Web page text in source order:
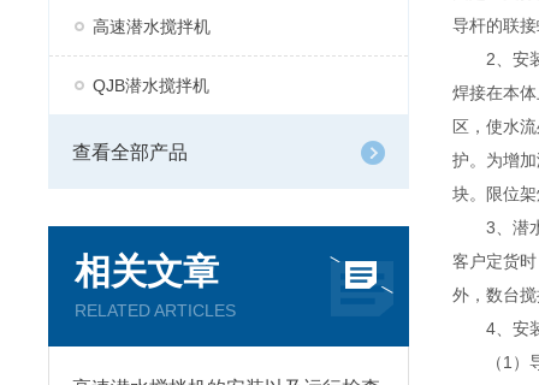
高速潜水搅拌机
QJB潜水搅拌机
查看全部产品
相关文章
RELATED ARTICLES
导杆的联
2、安装
焊接在本
区，使水
护。为增
块。限位
3、潜水
客户定货
外，数台
4、安装
（1）导